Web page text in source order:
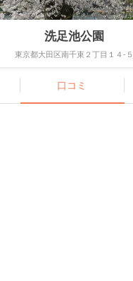
洗足池公園
東京都大田区南千束２丁目１４-５
口コミ